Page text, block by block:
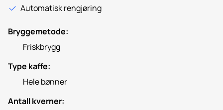
Automatisk rengjøring
Bryggemetode:
Friskbrygg
Type kaffe:
Hele bønner
Antall kverner: